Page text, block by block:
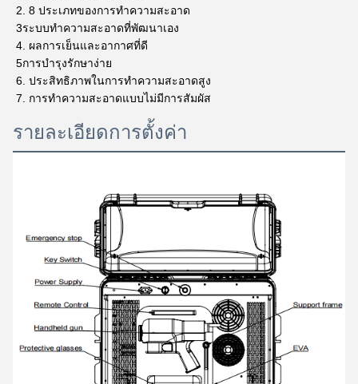
2. 8 ประเภทของการทําความสะอาด
3ระบบทําความสะอาดที่พัฒนาเอง
4. ผลการเย็นและอากาศที่ดี
5การบํารุงรักษาง่าย
6. ประสิทธิภาพในการทําความสะอาดสูง
7. การทําความสะอาดแบบไม่มีการสัมผัส
รายละเอียดการตั้งค่า